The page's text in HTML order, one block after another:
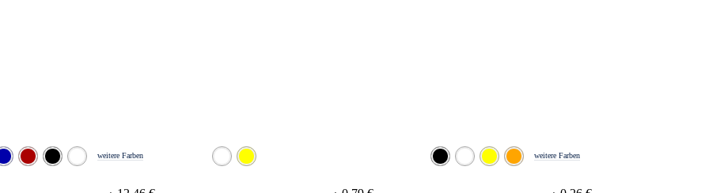
weitere Farben weitere Farben